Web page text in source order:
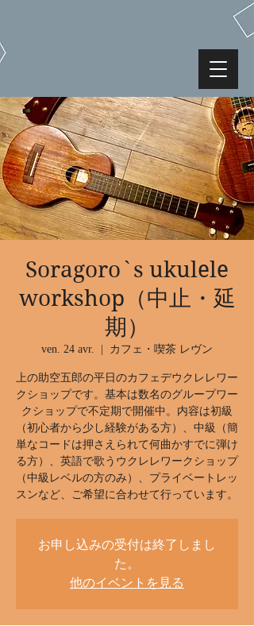
Soragoro`s ukulele
workshop（中止・延
期）
ven. 24 avr. カフェ・喫茶 レヴン
上の助空五郎の平日のカフェデウクレレワー
クショップです。基本は数名のグループワー
クショップで不定期で開催中。内容は初級
（初心者から少し経験がある方）、中級（簡
単なコードは押さえられて何曲かすでに弾け
る方）、英語で歌うウクレレワークショップ
（中級レベルの方のみ）、プライベートレッ
スンなど、ご希望に合わせて行っています。
お申し込みの受付は終了しまし
た。
他のイベントを見る